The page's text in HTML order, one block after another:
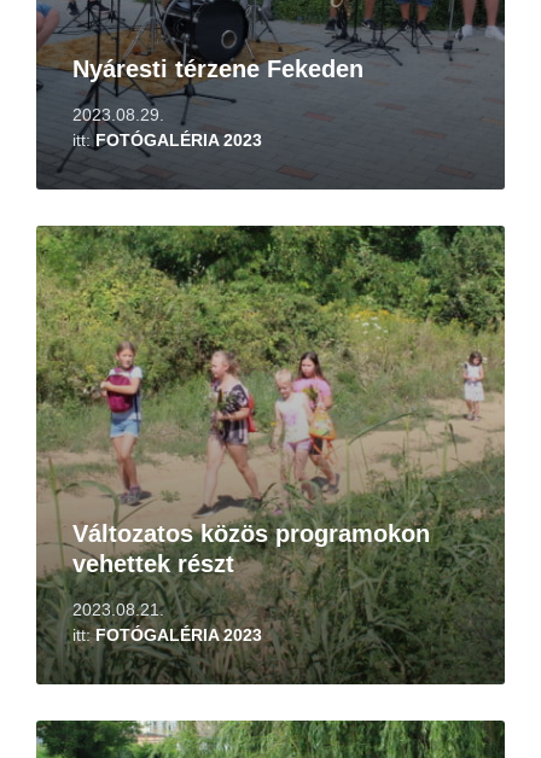
Nyáresti térzene Fekeden
2023.08.29.
itt:FOTÓGALÉRIA 2023
Változatos közös programokon
vehettek részt
2023.08.21.
itt:FOTÓGALÉRIA 2023
Tovább
Tovább